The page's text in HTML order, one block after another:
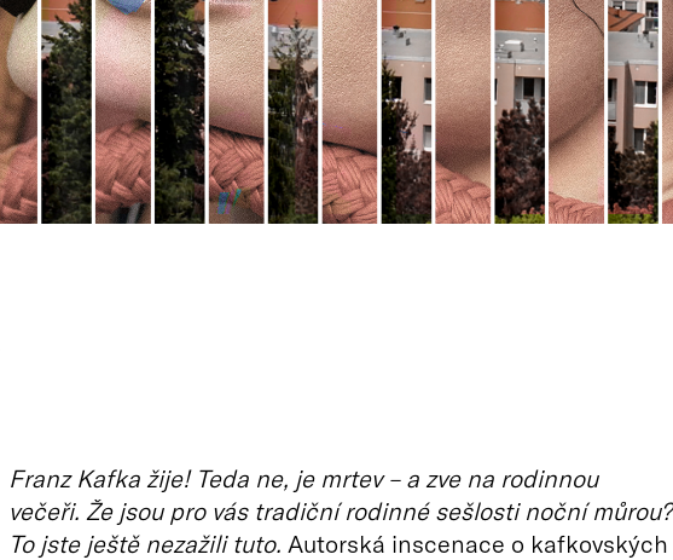
Franz Kafka žije! Teda ne, je mrtev – a zve na rodinnou
večeři. Že jsou pro vás tradiční rodinné sešlosti noční můrou?
To jste ještě nezažili tuto. Autorská inscenace o kafkovských